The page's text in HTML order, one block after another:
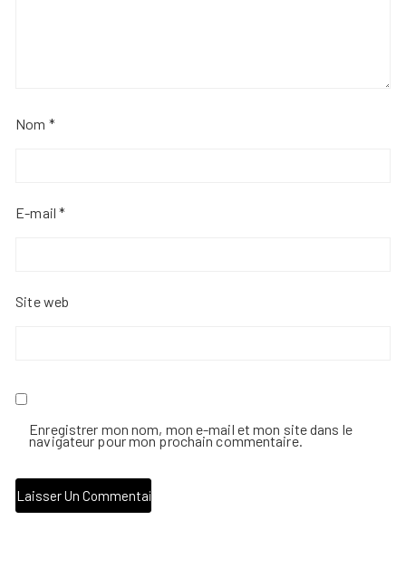
Nom *
E-mail*
Site web
Enregistrer mon nom, mon e-mail et mon site dans le
navigateur pour mon prochain commentaire.